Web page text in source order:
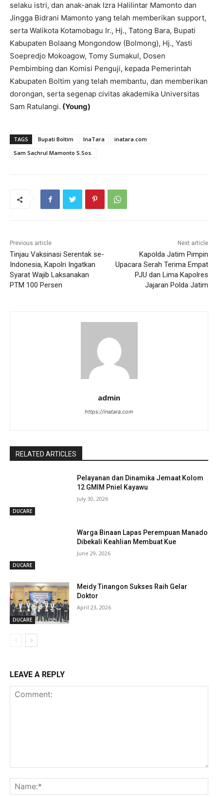
selaku istri, dan anak-anak Izra Halilintar Mamonto dan
Jingga Bidrani Mamonto yang telah memberikan support,
serta Walikota Kotamobagu Ir., Hj., Tatong Bara, Bupati
Kabupaten Bolaang Mongondow (Bolmong), Hj., Yasti
Soepredjo Mokoagow, Tomy Sumakul, Dosen
Pembimbing dan Komisi Penguji, kepada Pemerintah
Kabupaten Boltim yang telah membantu, dan memberikan
dorongan, serta segenap civitas akademika Universitas
Sam Ratulangi. (Young)
TAGS Bupati Boltim InaTara
inatara.com
Sam Sachrul Mamonto S.Sos.
Previous article
Tinjau Vaksinasi Serentak se-
Indonesia, Kapolri Ingatkan
Syarat Wajib Laksanakan
PTM 100 Persen
Next article
Kapolda Jatim Pimpin
Upacara Serah Terima Empat
PJU dan Lima Kapolres
Jajaran Polda Jatim
admin
https://inatara.com
RELATED ARTICLES
DUCARE
Pelayanan dan Dinamika Jemaat Kolom
12 GMIM Pniel Kayawu
July 30, 2026
DUCARE
Warga Binaan Lapas Perempuan Manado
Dibekali Keahlian Membuat Kue
June 29, 2026
DUCARE
Meidy Tinangon Sukses Raih Gelar
Doktor
April 23, 2026
LEAVE A REPLY